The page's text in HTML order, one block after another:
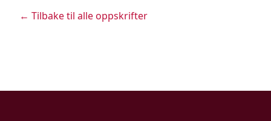
← Tilbake til alle oppskrifter